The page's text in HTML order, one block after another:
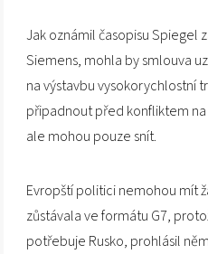
Jak oznámil časopisu Spiegel
Siemens, mohla by smlouva
na výstavbu vysokorychlostní
připadnout před konfliktem na
ale mohou pouze snít.
Evropští politici nemohou mít
zůstávala ve formátu G7,
potřebuje Rusko, prohlásil